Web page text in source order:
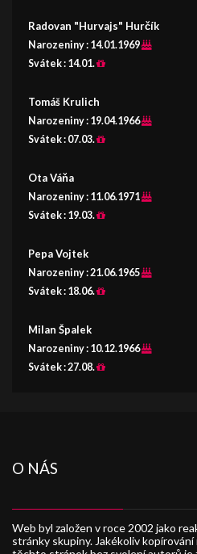
Radovan "Hurvajs" Hurčík
Narozeniny : 14.01.1969
Svátek : 14.01.
Tomáš Krulich
Narozeniny : 19.04.1966
Svátek : 07.03.
Ota Váňa
Narozeniny : 11.06.1971
Svátek : 19.03.
Pepa Vojtek
Narozeniny :21.06.1965
Svátek : 18.06.
Milan Špalek
Narozeniny : 10.12.1966
Svátek :27.08.
O NÁS
Web byl založen v roce 2002 jako
stránky skupiny. Jakékoliv